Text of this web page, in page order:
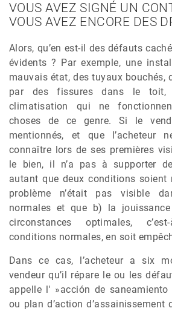
VOUS AVEZ SIGNÉ UN
VOUS AVEZ ENCORE DES
Alors, qu’en est-il des défauts
évidents ? Par exemple, une
mauvais état, des tuyaux bouchés,
par des fissures dans le toit,
climatisation qui ne
choses de ce genre. Si le
mentionnés, et que l’acheteur
connaître lors de ses premières
le bien, il n’a pas à supporter
autant que deux conditions
problème n’était pas visible
normales et que b) la
circonstances optimales,
conditions normales, en soit
Dans ce cas, l’acheteur a six
vendeur qu’il répare le ou les
appelle l' »acción de
ou plan d’action d’assainissement